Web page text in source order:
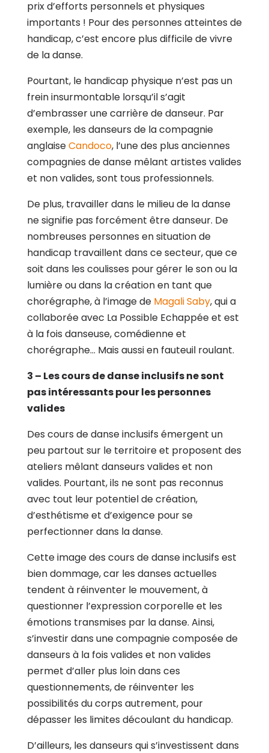
prix d’efforts personnels et physiques
importants ! Pour des personnes atteintes de
handicap, c’est encore plus difficile de vivre
de la danse.
Pourtant, le handicap physique n’est pas un
frein insurmontable lorsqu’il s’agit
d’embrasser une carrière de danseur. Par
exemple, les danseurs de la compagnie
anglaiseCandoco, l’une des plus anciennes
compagnies de danse mêlant artistes valides
et non valides, sont tous professionnels.
De plus, travailler dans le milieu de la danse
ne signifie pas forcément être danseur. De
nombreuses personnes en situation de
handicap travaillent dans ce secteur, que ce
soit dans les coulisses pour gérer le son ou la
lumière ou dans la création en tant que
chorégraphe, à l’image de Magali Saby, qui a
collaborée avec La Possible Echappée et est
à la fois danseuse, comédienne et
chorégraphe… Mais aussi en fauteuil roulant.
3 – Les cours de danse inclusifs ne sont
pas intéressants pour les personnes
valides
Des cours de danse inclusifs émergent un
peu partout sur le territoire et proposent des
ateliers mêlant danseurs valides et non
valides. Pourtant, ils ne sont pas reconnus
avec tout leur potentiel de création,
d’esthétisme et d’exigence pour se
perfectionner dans la danse.
Cette image des cours de danse inclusifs est
bien dommage, car les danses actuelles
tendent à réinventer le mouvement, à
questionner l’expression corporelle et les
émotions transmises par la danse. Ainsi,
s’investir dans une compagnie composée de
danseurs à la fois valides et non valides
permet d’aller plus loin dans ces
questionnements, de réinventer les
possibilités du corps autrement, pour
dépasser les limites découlant du handicap.
D’ailleurs, les danseurs qui s’investissent dans